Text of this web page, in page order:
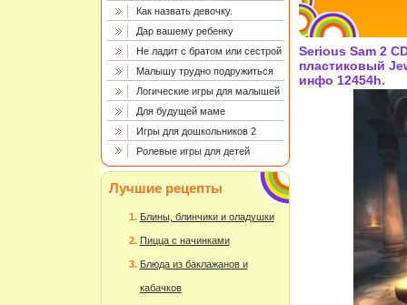
Как назвать девочку.
Дар вашему ребенку
Не ладит с братом или сестрой
Малышу трудно подружиться
Логические игры для малышей
Для будущей маме
Игры для дошкольников 2
Ролевые игры для детей
Лучшие рецепты
Блины, блинчики и оладушки
Пицца с начинками
Блюда из баклажанов и
кабачков
Serious Sam 2
пластиковый
инфо 12454h.